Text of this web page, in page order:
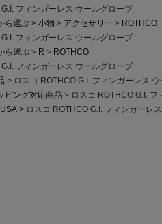
フィンガーレス ウールグローブ
ら選ぶ 小物 アクセサリー
ROTHCO
フィンガーレス ウールグローブ
ら選ぶ R
ROTHCO
フィンガーレス ウールグローブ
ロスコ ROTHCO G.I. フィンガーレス
ピング対応商品
ロスコ ROTHCO G.I.
ロスコ ROTHCO G.I. フィンガーレ